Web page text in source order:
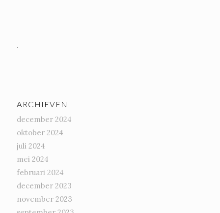
.
ARCHIEVEN
december 2024
oktober 2024
juli 2024
mei 2024
februari 2024
december 2023
november 2023